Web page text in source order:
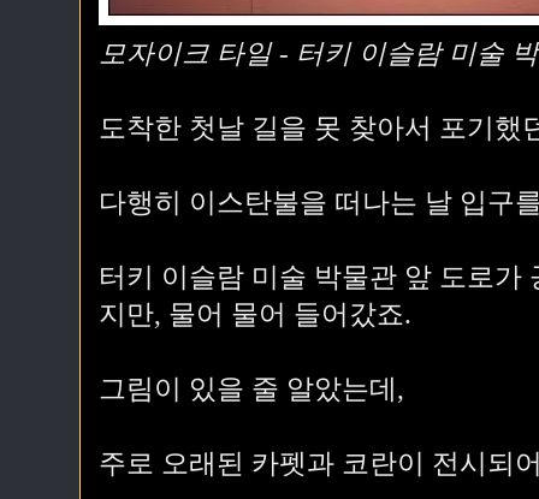
모자이크 타일 - 터키 이슬람 미술
도착한 첫날 길을 못 찾아서 포기했
다행히 이스탄불을 떠나는 날 입구
터키 이슬람 미술 박물관 앞 도로가
지만, 물어 물어 들어갔죠.
그림이 있을 줄 알았는데,
주로 오래된 카펫과 코란이 전시되